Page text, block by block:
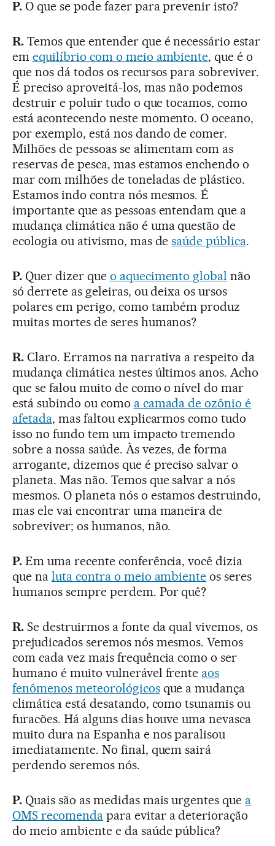
P. O que se pode fazer para prevenir isto?
R. Temos que entender que é necessário estar
em equilíbrio com o meio ambiente, que é o
que nos dá todos os recursos para sobreviver.
É preciso aproveitá-los, mas não podemos
destruir e poluir tudo o que tocamos, como
está acontecendo neste momento. O oceano,
por exemplo, está nos dando de comer.
Milhões de pessoas se alimentam com as
reservas de pesca, mas estamos enchendo o
mar com milhões de toneladas de plástico.
Estamos indo contra nós mesmos. É
importante que as pessoas entendam que a
mudança climática não é uma questão de
ecologia ou ativismo, mas desaúde pública.
P.Quer dizer que o aquecimento global não
só derrete as geleiras, ou deixa os ursos
polares em perigo, como também produz
muitas mortes de seres humanos?
R.Claro. Erramos na narrativa a respeito da
mudança climática nestes últimos anos. Acho
que se falou muito de como o nível do mar
está subindo ou como a camada de ozônio é
afetada, mas faltou explicarmos como tudo
isso no fundo tem um impacto tremendo
sobre a nossa saúde. Às vezes, de forma
arrogante, dizemos que é preciso salvar o
planeta. Mas não. Temos que salvar a nós
mesmos. O planeta nós o estamos destruindo,
mas ele vai encontrar uma maneira de
sobreviver; os humanos, não.
P.Em uma recente conferência, você dizia
que na luta contra o meio ambiente os seres
humanos sempre perdem. Por quê?
R.Se destruirmos a fonte da qual vivemos, os
prejudicados seremos nós mesmos. Vemos
com cada vez mais frequência como o ser
humano é muito vulnerável frente aos
fenômenos meteorológicosque a mudança
climática está desatando, como tsunamis ou
furacões. Há alguns dias houve uma nevasca
muito dura na Espanha e nos paralisou
imediatamente. No final, quem sairá
perdendo seremos nós.
P.Quais são as medidas mais urgentes que a
OMS recomendapara evitar a deterioração
do meio ambiente e da saúde pública?